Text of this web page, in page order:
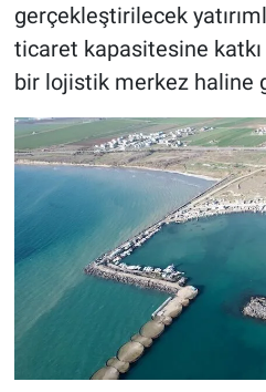
gerçekleştirilecek
ticaret kapasitesine
bir lojistik merkez haline